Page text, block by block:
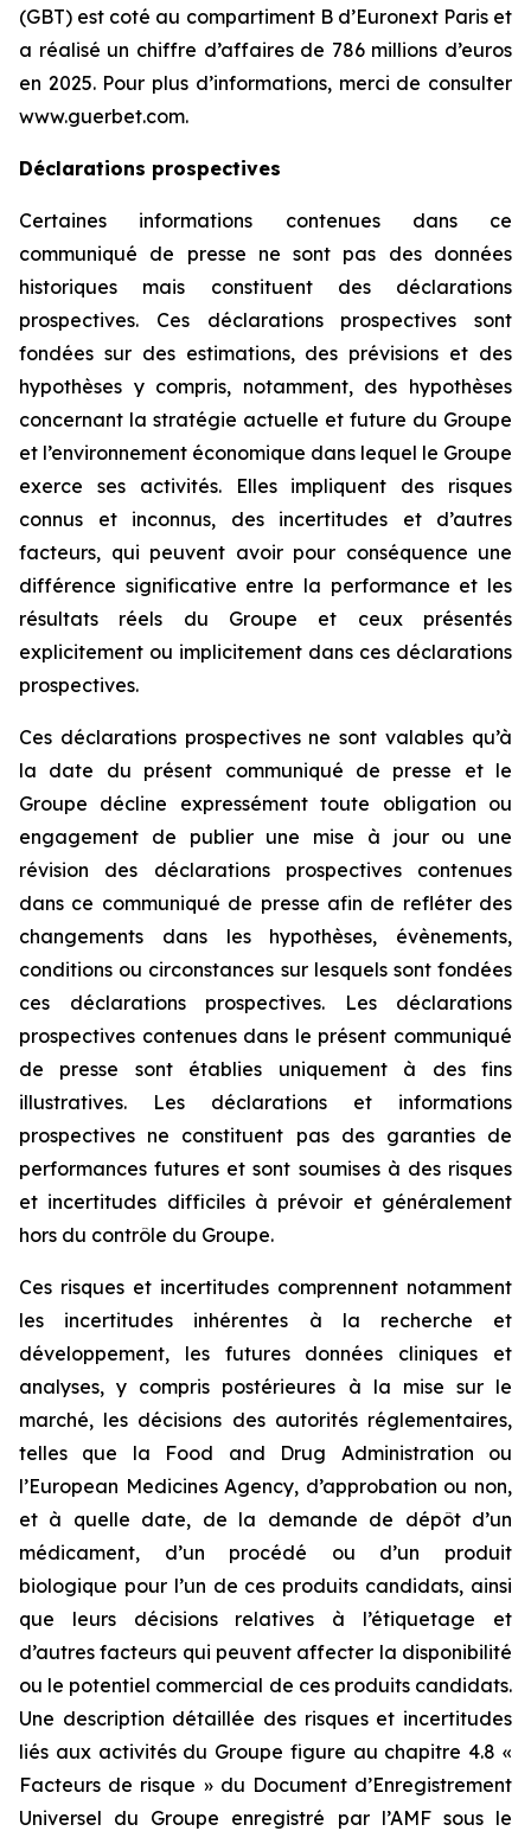
(GBT) est coté au compartiment B d’Euronext Paris et
a réalisé un chiffre d’affaires de 786 millions d’euros
en 2025. Pour plus d’informations, merci de consulter
www.guerbet.com.
Déclarations prospectives
Certaines informations contenues dans ce
communiqué de presse ne sont pas des données
historiques mais constituent des déclarations
prospectives. Ces déclarations prospectives sont
fondées sur des estimations, des prévisions et des
hypothèses y compris, notamment, des hypothèses
concernant la stratégie actuelle et future du Groupe
et l’environnement économique dans lequel le Groupe
exerce ses activités. Elles impliquent des risques
connus et inconnus, des incertitudes et d’autres
facteurs, qui peuvent avoir pour conséquence une
différence significative entre la performance et les
résultats réels du Groupe et ceux présentés
explicitement ou implicitement dans ces déclarations
prospectives.
Ces déclarations prospectives ne sont valables qu’à
la date du présent communiqué de presse et le
Groupe décline expressément toute obligation ou
engagement de publier une mise à jour ou une
révision des déclarations prospectives contenues
dans ce communiqué de presse afin de refléter des
changements dans les hypothèses, évènements,
conditions ou circonstances sur lesquels sont fondées
ces déclarations prospectives. Les déclarations
prospectives contenues dans le présent communiqué
de presse sont établies uniquement à des fins
illustratives. Les déclarations et informations
prospectives ne constituent pas des garanties de
performances futures et sont soumises à des risques
et incertitudes difficiles à prévoir et généralement
hors du contrôle du Groupe.
Ces risques et incertitudes comprennent notamment
les incertitudes inhérentes à la recherche et
développement, les futures données cliniques et
analyses, y compris postérieures à la mise sur le
marché, les décisions des autorités réglementaires,
telles que la Food and Drug Administration ou
l’European Medicines Agency, d’approbation ou non,
et à quelle date, de la demande de dépôt d’un
médicament, d’un procédé ou d’un produit
biologique pour l’un de ces produits candidats, ainsi
que leurs décisions relatives à l’étiquetage et
d’autres facteurs qui peuvent affecter la disponibilité
ou le potentiel commercial de ces produits candidats.
Une description détaillée des risques et incertitudes
liés aux activités du Groupe figure au chapitre 4.8 «
Facteurs de risque » du Document d’Enregistrement
Universel du Groupe enregistré par l’AMF sous le